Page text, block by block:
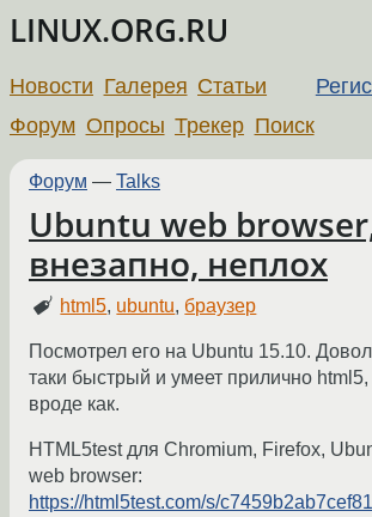
LINUX.ORG.RU
Новости Галерея Статьи
Форум Опросы Трекер Поиск
Форум — Talks
Ubuntu web
внезапно, неплох
html5, ubuntu, браузер
Посмотрел его на Ubuntu 15.10.
таки быстрый и умеет прилично html5,
вроде как.
HTML5test для Chromium, Firefox,
web browser:
https://html5test.com/s/